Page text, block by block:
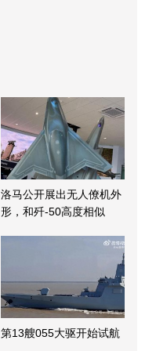
洛马公开展出无人僚机外
形，和歼-50高度相似
第13艘055大驱开始试航